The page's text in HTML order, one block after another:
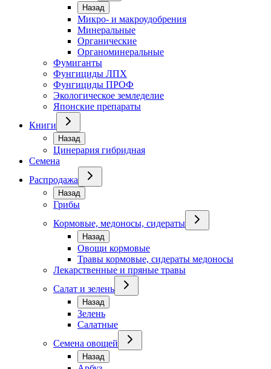
Назад
Микро- и макроудобрения
Минеральные
Органические
Органоминеральные
Фумиганты
Фунгициды ЛПХ
Фунгициды ПРОФ
Экологическое земледелие
Японские препараты
Книги
Назад
Цинерария гибридная
Семена
Распродажа
Назад
Грибы
Кормовые, медоносы, сидераты
Назад
Овощи кормовые
Травы кормовые, сидераты медоносы
Лекарственные и пряные травы
Салат и зелень
Назад
Зелень
Салатные
Семена овощей
Назад